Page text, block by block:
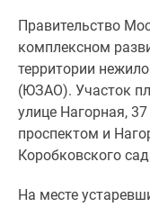
Специальные
предложения
Коммерческие
помещения
Продавцы
застройщики
Панорамы
Правительство
комплексном
территории
(ЮЗАО). Участок
улице Нагорная,
проспектом и
Коробковского
На месте